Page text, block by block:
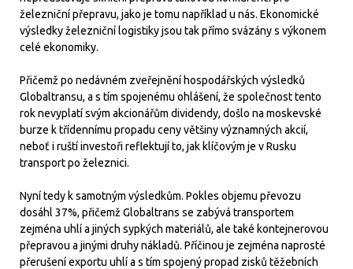
železniční přepravu, jako je tomu například u nás. Ekonomické
výsledky železniční logistiky jsou tak přímo svázány s výkonem
celé ekonomiky.
Přičemž po nedávném zveřejnění hospodářských výsledků
Globaltransu, a s tím spojenému ohlášení, že společnost tento
rok nevyplatí svým akcionářům dividendy, došlo na moskevské
burze k třídennímu propadu ceny většiny významných akcií,
neboť i ruští investoři reflektují to, jak klíčovým je v Rusku
transport po železnici.
Nyní tedy k samotným výsledkům. Pokles objemu převozu
dosáhl 37%, přičemž Globaltrans se zabývá transportem
zejména uhlí a jiných sypkých materiálů, ale také kontejnerovou
přepravou a jinými druhy nákladů. Příčinou je zejména naprosté
přerušení exportu uhlí a s tím spojený propad zisků těžebních